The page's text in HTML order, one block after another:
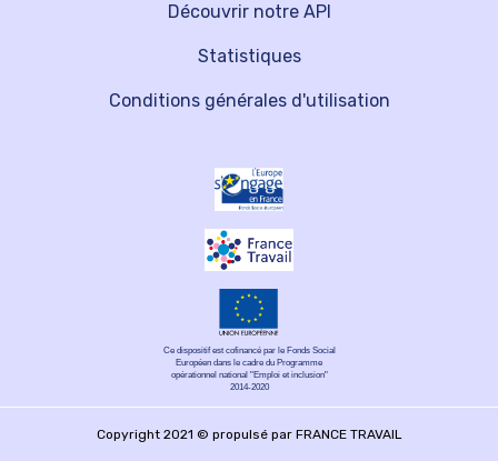
Découvrir notre API
Statistiques
Conditions générales d'utilisation
Ce dispositif est cofinancé par le Fonds Social
Européen dans le cadre du Programme
opérationnel national "Emploi et inclusion"
2014-2020
Copyright 2021 © propulsé par FRANCE TRAVAIL